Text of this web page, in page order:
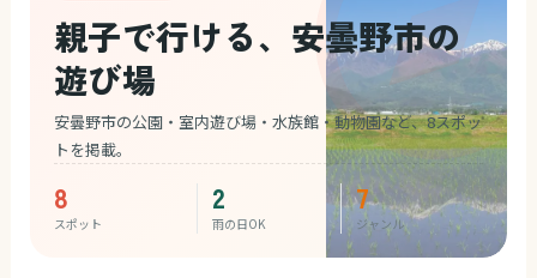
親子で行ける、安曇野市の
遊び場
安曇野市の公園・室内遊び場・水族館・動物園など、8スポッ
トを掲載。
8
スポット
2
雨の日OK
7
ジャンル